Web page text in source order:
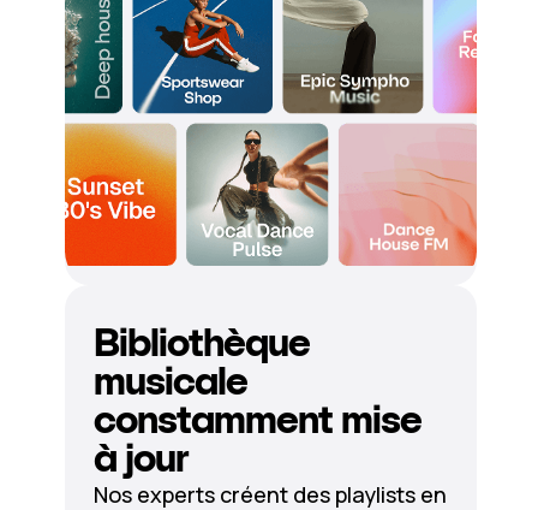
Bibliothèque
musicale
constamment mise
à jour
Nos experts créent des playlists en